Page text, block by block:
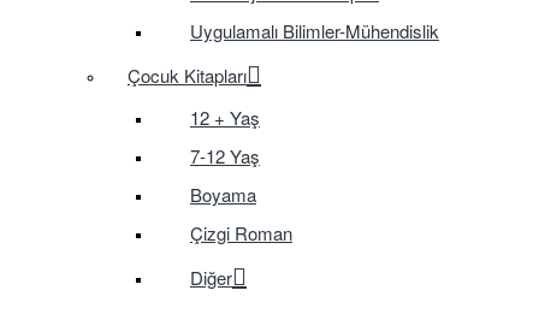
Uygulamalı Bilimler-Mühendislik
Çocuk Kitapları
12 + Yaş
7-12 Yaş
Boyama
Çizgi Roman
Diğer